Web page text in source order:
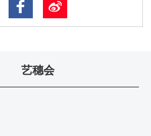
艺穗会